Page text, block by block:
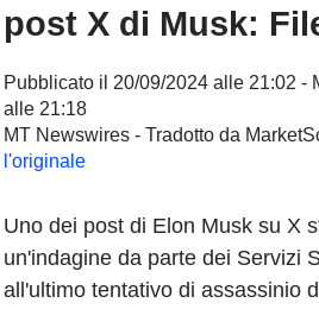
post X di Musk:
Pubblicato il 20/09/2024 alle 21:02 -
alle 21:18
MT Newswires - Tradotto da
l'originale
Uno dei post di Elon Musk su X
un'indagine da parte dei Servizi
all'ultimo tentativo di assassinio